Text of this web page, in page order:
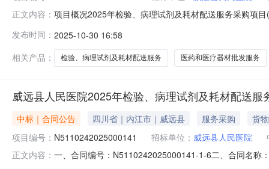
正文内容： 项目概况2025年检验、病理试剂及耗材配送服务采购项
称：2025年检验、病理试剂及耗材配送服务采购项目(四
发布时间： 2025-10-30 16:58
相关产品：
检验、病理试剂及耗材配送服务 医药和医疗器材批发服务
威远县人民医院2025年检验、病理试剂及耗材配送
中标｜合同公告 四川省｜内江市｜威远县 服务采购
货物
项目编号： N5110242025000141 招标单位： 威远县人民医院
正文内容： 一、合同编号：N5110242025000141-1-6二、合同名称